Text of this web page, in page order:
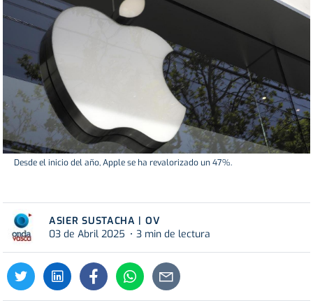
Desde el inicio del año, Apple se ha revalorizado un 47%.
ASIER SUSTACHA | OV
03 de Abril 2025
3 min de lectura